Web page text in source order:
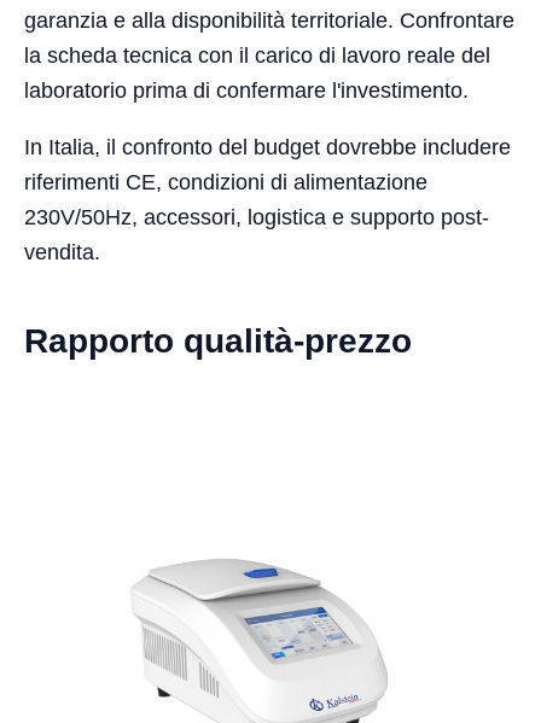
garanzia e alla disponibilità territoriale. Confrontare
la scheda tecnica con il carico di lavoro reale del
laboratorio prima di confermare l'investimento.
In Italia, il confronto del budget dovrebbe includere
riferimenti CE, condizioni di alimentazione
230V/50Hz, accessori, logistica e supporto post-
vendita.
Rapporto qualità-prezzo